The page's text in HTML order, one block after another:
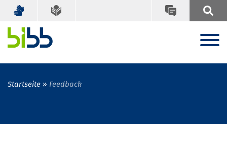
Startseite Feedback